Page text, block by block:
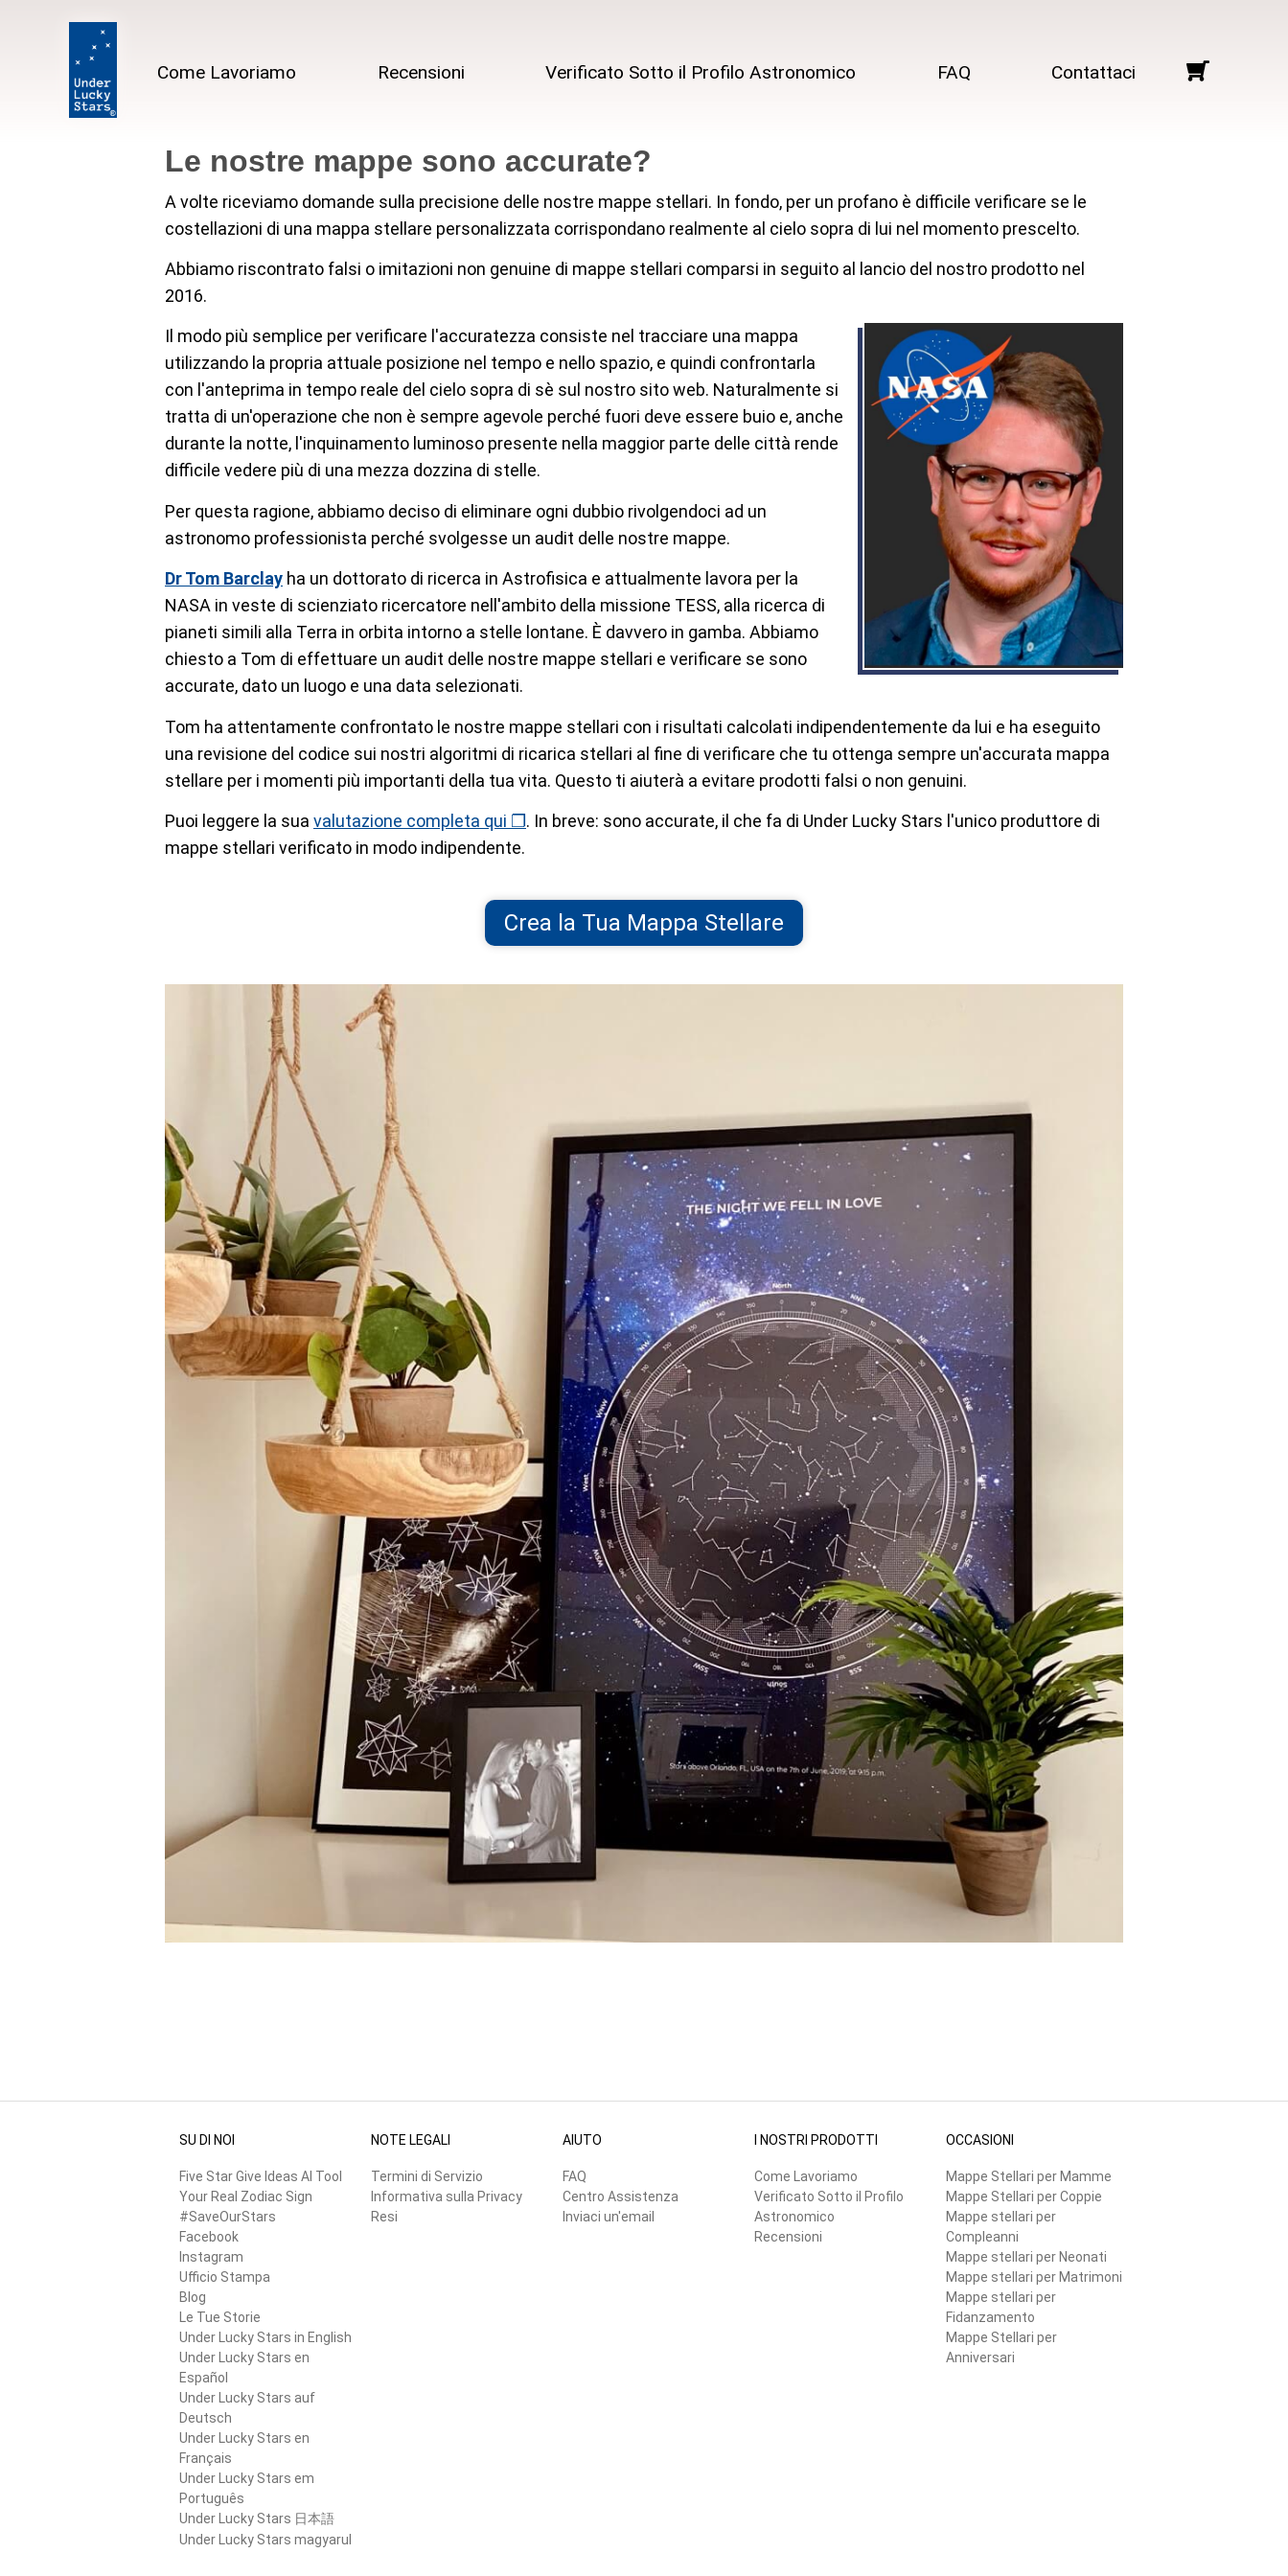
Come Lavoriamo Recensioni Verificato Sotto il Profilo Astronomico FAQ Contattaci
Le nostre mappe sono accurate?
A volte riceviamo domande sulla precisione delle nostre mappe stellari. In fondo, per un profano è difficile verificare se le
costellazioni di una mappa stellare personalizzata corrispondano realmente al cielo sopra di lui nel momento prescelto.
Abbiamo riscontrato falsi o imitazioni non genuine di mappe stellari comparsi in seguito al lancio del nostro prodotto nel
2016.
Il modo più semplice per verificare l'accuratezza consiste nel tracciare una mappa
utilizzando la propria attuale posizione nel tempo e nello spazio, e quindi confrontarla
con l'anteprima in tempo reale del cielo sopra di sè sul nostro sito web. Naturalmente si
tratta di un'operazione che non è sempre agevole perché fuori deve essere buio e, anche
durante la notte, l'inquinamento luminoso presente nella maggior parte delle città rende
difficile vedere più di una mezza dozzina di stelle.
Per questa ragione, abbiamo deciso di eliminare ogni dubbio rivolgendoci ad un
astronomo professionista perché svolgesse un audit delle nostre mappe.
Dr Tom Barclay ha un dottorato di ricerca in Astrofisica e attualmente lavora per la
NASA in veste di scienziato ricercatore nell'ambito della missione TESS, alla ricerca di
pianeti simili alla Terra in orbita intorno a stelle lontane. È davvero in gamba. Abbiamo
chiesto a Tom di effettuare un audit delle nostre mappe stellari e verificare se sono
accurate, dato un luogo e una data selezionati.
Tom ha attentamente confrontato le nostre mappe stellari con i risultati calcolati indipendentemente da lui e ha eseguito
una revisione del codice sui nostri algoritmi di ricarica stellari al fine di verificare che tu ottenga sempre un'accurata mappa
stellare per i momenti più importanti della tua vita. Questo ti aiuterà a evitare prodotti falsi o non genuini.
Puoi leggere la sua valutazione completa qui ❐. In breve: sono accurate, il che fa di Under Lucky Stars l'unico produttore di
mappe stellari verificato in modo indipendente.
Crea la Tua Mappa Stellare
SU DI NOI
Five Star Give Ideas AI Tool
Your Real Zodiac Sign
#SaveOurStars
Facebook
Instagram
Ufficio Stampa
Blog
Le Tue Storie
Under Lucky Stars in English
Under Lucky Stars en
Español
Under Lucky Stars auf
Deutsch
Under Lucky Stars en
Français
Under Lucky Stars em
Português
Under Lucky Stars 日本語
Under Lucky Stars magyarul
NOTE LEGALI
Termini di Servizio
Informativa sulla Privacy
Resi
AIUTO
FAQ
Centro Assistenza
Inviaci un'email
I NOSTRI PRODOTTI
Come Lavoriamo
Verificato Sotto il Profilo
Astronomico
Recensioni
OCCASIONI
Mappe Stellari per Mamme
Mappe Stellari per Coppie
Mappe stellari per
Compleanni
Mappe stellari per Neonati
Mappe stellari per Matrimoni
Mappe stellari per
Fidanzamento
Mappe Stellari per
Anniversari